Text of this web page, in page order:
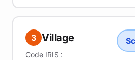
3 Village
Code IRIS :